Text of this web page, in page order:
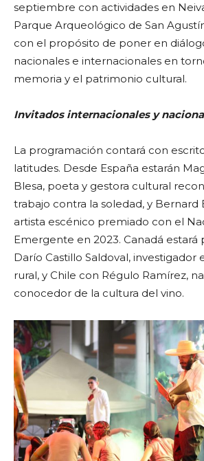
septiembre con actividades en
Parque Arqueológico de San
con el propósito de poner en
nacionales e internacionales en
memoria y el patrimonio cultural.
Invitados internacionales y
La programación contará con
latitudes. Desde España estarán
Blesa, poeta y gestora cultural
trabajo contra la soledad, y Bernard
artista escénico premiado con el
Emergente en 2023. Canadá estará
Darío Castillo Saldoval, investigador
rural, y Chile con Régulo Ramírez,
conocedor de la cultura del vino.